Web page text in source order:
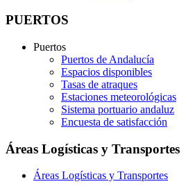
PUERTOS
Puertos
Puertos de Andalucía
Espacios disponibles
Tasas de atraques
Estaciones meteorológicas
Sistema portuario andaluz
Encuesta de satisfacción
Áreas Logísticas y Transportes
Áreas Logísticas y Transportes